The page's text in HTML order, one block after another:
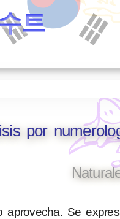
트
por
aprovecha. Se